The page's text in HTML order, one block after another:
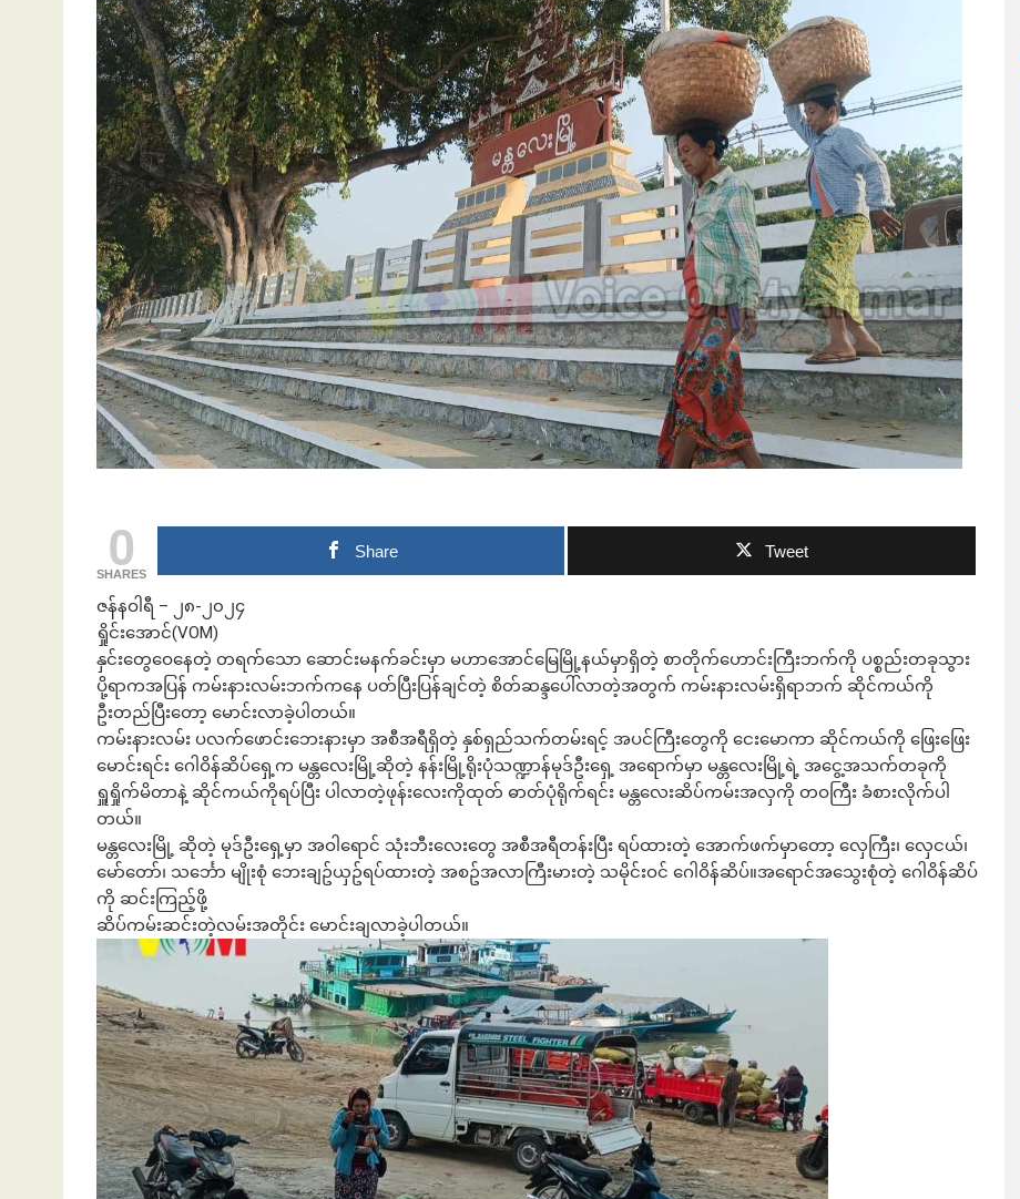
0
SHARES
Share Tweet
ဇန်နဝါရီ – ၂၈-၂၀၂၄
ရှိုင်းအောင်(VOM)
နှင်းတွေဝေနေတဲ့ တရက်သော ဆောင်းမနက်ခင်းမှာ မဟာအောင်မြေမြို့နယ်မှာရှိတဲ့ စာတိုက်ဟောင်းကြီးဘက်ကို ပစ္စည်းတခုသွား
ပို့ရာကအပြန် ကမ်းနားလမ်းဘက်ကနေ ပတ်ပြီးပြန်ချင်တဲ့ စိတ်ဆန္ဒပေါ်လာတဲ့အတွက် ကမ်းနားလမ်းရှိရာဘက် ဆိုင်ကယ်ကို
ဦးတည်ပြီးတော့ မောင်းလာခဲ့ပါတယ်။
ကမ်းနားလမ်း ပလက်ဖောင်းဘေးနားမှာ အစီအရီရှိတဲ့ နှစ်ရှည်သက်တမ်းရင့် အပင်ကြီးတွေကို ငေးမောကာ ဆိုင်ကယ်ကို ဖြေးဖြေး
မောင်းရင်း ဂေါဝိန်ဆိပ်ရှေ့က မန္တလေးမြို့ဆိုတဲ့ နန်းမြို့ရိုးပုံသဏ္ဍာန်မုဒ်ဦးရှေ့ အရောက်မှာ မန္တလေးမြို့ရဲ့ အငွေ့အသက်တခုကို
ရှူရှိုက်မိတာနဲ့ ဆိုင်ကယ်ကိုရပ်ပြီး ပါလာတဲ့ဖုန်းလေးကိုထုတ် ဓာတ်ပုံရိုက်ရင်း မန္တလေးဆိပ်ကမ်းအလှကို တဝကြီး ခံစားလိုက်ပါ
တယ်။
မန္တလေးမြို့ ဆိုတဲ့ မုဒ်ဦးရှေ့မှာ အဝါရောင် သုံးဘီးလေးတွေ အစီအရီတန်းပြီး ရပ်ထားတဲ့ အောက်ဖက်မှာတော့ လှေကြီး၊ လှေငယ်၊
မော်တော်၊ သင်္ဘော မျိုးစုံ ဘေးချဥ်ယှဥ်ရပ်ထားတဲ့ အစဥ်အလာကြီးမားတဲ့ သမိုင်းဝင် ဂေါဝိန်ဆိပ်။အရောင်အသွေးစုံတဲ့ ဂေါဝိန်ဆိပ်
ကို ဆင်းကြည့်ဖို့
ဆိပ်ကမ်းဆင်းတဲ့လမ်းအတိုင်း မောင်းချလာခဲ့ပါတယ်။
ဘဏ်နဲ့အကြွေး ဘာလျှော့မလဲ